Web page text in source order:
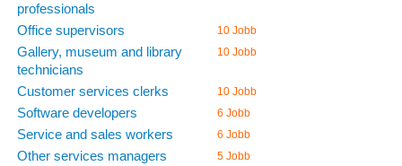
professionals
Office supervisors 10 Jobb
Gallery, museum and library
technicians
10 Jobb
Customer services clerks 10 Jobb
Software developers 6 Jobb
Service and sales workers 6 Jobb
Other services managers 5 Jobb